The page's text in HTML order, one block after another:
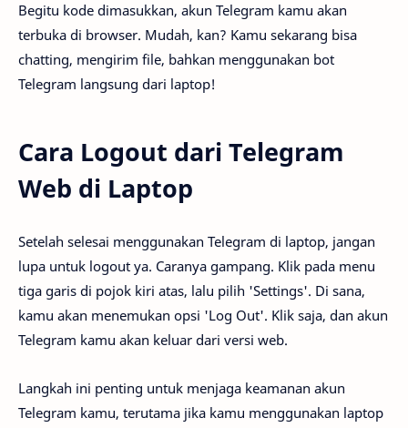
Begitu kode dimasukkan, akun Telegram kamu akan
terbuka di browser. Mudah, kan? Kamu sekarang bisa
chatting, mengirim file, bahkan menggunakan bot
Telegram langsung dari laptop!
Cara Logout dari Telegram
Web di Laptop
Setelah selesai menggunakan Telegram di laptop, jangan
lupa untuk logout ya. Caranya gampang. Klik pada menu
tiga garis di pojok kiri atas, lalu pilih 'Settings'. Di sana,
kamu akan menemukan opsi 'Log Out'. Klik saja, dan akun
Telegram kamu akan keluar dari versi web.
Langkah ini penting untuk menjaga keamanan akun
Telegram kamu, terutama jika kamu menggunakan laptop